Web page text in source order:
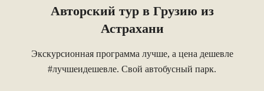
Авторский тур в Грузию из
Астрахани
Экскурсионная программа лучше, а цена дешевле
#лучшеидешевле. Свой автобусный парк.